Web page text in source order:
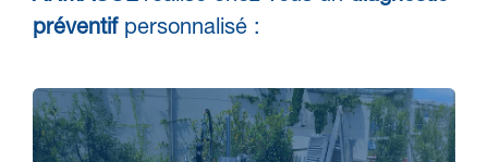
préventifpersonnalisé :